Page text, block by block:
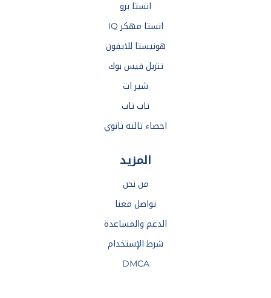
انستا برو
انستا مهكر IQ
هونيستا للايفون
تنزيل فيس بوك
شير ات
تاب تاب
احصاء تالته ثانوي
المزيد
من نحن
تواصل معنا
الدعم والمساعدة
شرط الإستخدام
DMCA